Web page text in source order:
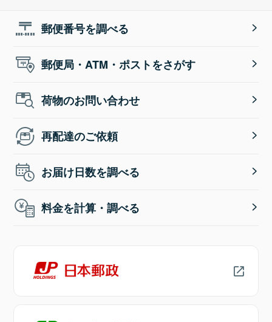
郵便番号を調べる
郵便局・ATM・ポストをさがす
荷物のお問い合わせ
再配達のご依頼
お届け日数を調べる
料金を計算・調べる